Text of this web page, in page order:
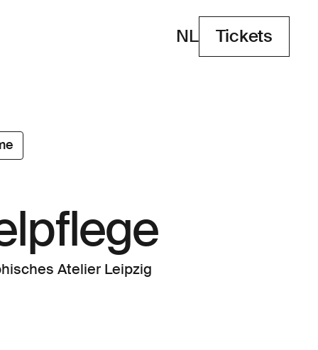
NL Tickets
Tickets
Atelier Leipzig